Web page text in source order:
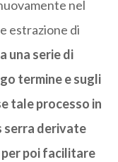
nel
estrazione di
una serie di
termine e sugli
tale processo in
serra derivate
poi facilitare